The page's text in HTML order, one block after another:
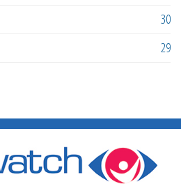
30
29